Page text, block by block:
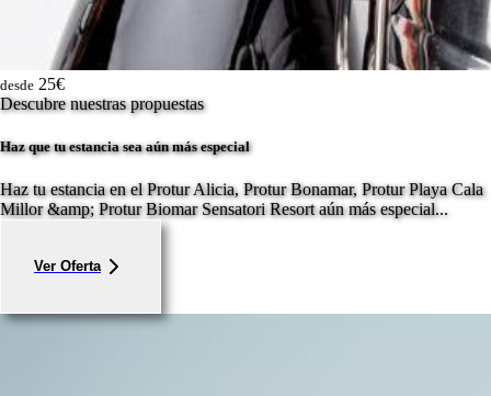
desde 25€
Descubre nuestras propuestas
Haz que tu estancia sea aún más especial
Haz tu estancia en el Protur Alicia, Protur Bonamar, Protur Playa Cala
Millor &amp; Protur Biomar Sensatori Resort aún más especial...
Ver Oferta